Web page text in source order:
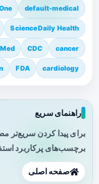
default-medical
ScienceDaily Health
cancer
CDC
cardiology
FDA
راهنمای سریع
برای پیدا کردن سریع‌تر
برچسب‌های پرکاربرد
صفحه اصلی